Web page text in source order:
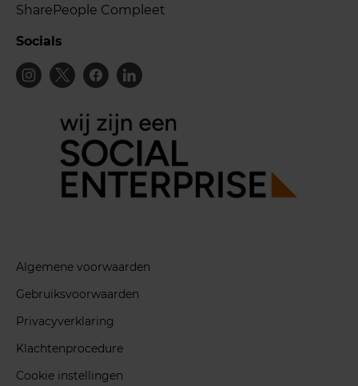
SharePeople Compleet
Socials
Algemene voorwaarden
Gebruiksvoorwaarden
Privacyverklaring
Klachtenprocedure
Cookie instellingen